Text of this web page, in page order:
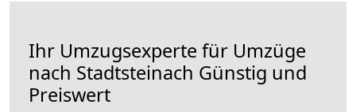
Ihr Umzugsexperte für Umzüge
nach Stadtsteinach Günstig und
Preiswert